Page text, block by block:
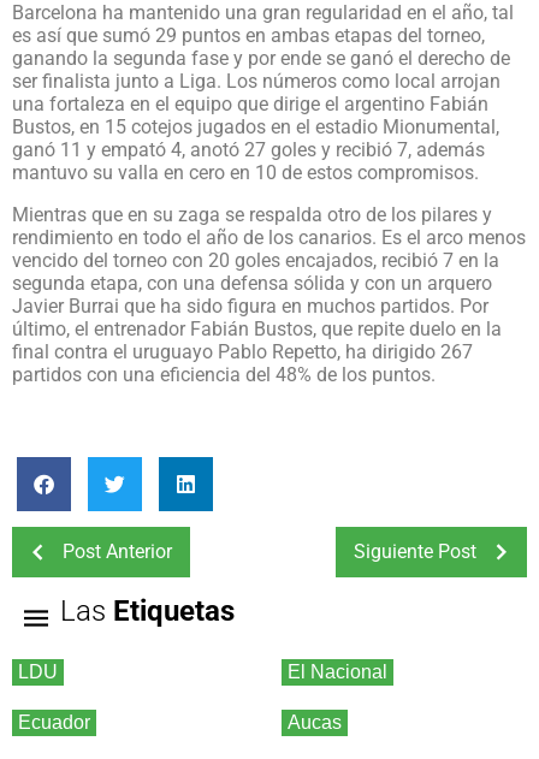
Barcelona ha mantenido una gran regularidad en el año, tal
es así que sumó 29 puntos en ambas etapas del torneo,
ganando la segunda fase y por ende se ganó el derecho de
ser finalista junto a Liga. Los números como local arrojan
una fortaleza en el equipo que dirige el argentino Fabián
Bustos, en 15 cotejos jugados en el estadio Mionumental,
ganó 11 y empató 4, anotó 27 goles y recibió 7, además
mantuvo su valla en cero en 10 de estos compromisos.
Mientras que en su zaga se respalda otro de los pilares y
rendimiento en todo el año de los canarios. Es el arco menos
vencido del torneo con 20 goles encajados, recibió 7 en la
segunda etapa, con una defensa sólida y con un arquero
Javier Burrai que ha sido figura en muchos partidos. Por
último, el entrenador Fabián Bustos, que repite duelo en la
final contra el uruguayo Pablo Repetto, ha dirigido 267
partidos con una eficiencia del 48% de los puntos.
Post Anterior Siguiente Post
Las Etiquetas
LDU El Nacional
Ecuador Aucas